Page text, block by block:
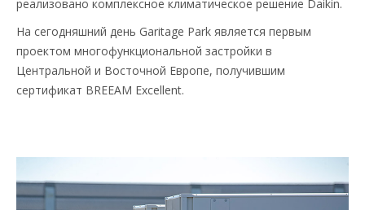
реализовано комплексное климатическое решение Daikin.
На сегодняшний день Garitage Park является первым
проектом многофункциональной застройки в
Центральной и Восточной Европе, получившим
сертификат BREEAM Excellent.